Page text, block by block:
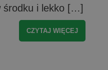
środku i lekko […]
CZYTAJ WIĘCEJ